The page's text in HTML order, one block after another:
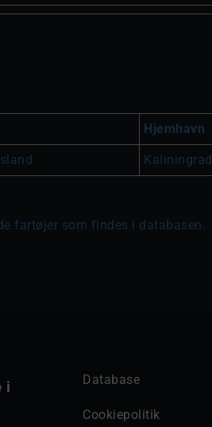
Hjemhavn
Kaliningrad
fartøjer som findes i databasen.
i
Database
Cookiepolitik